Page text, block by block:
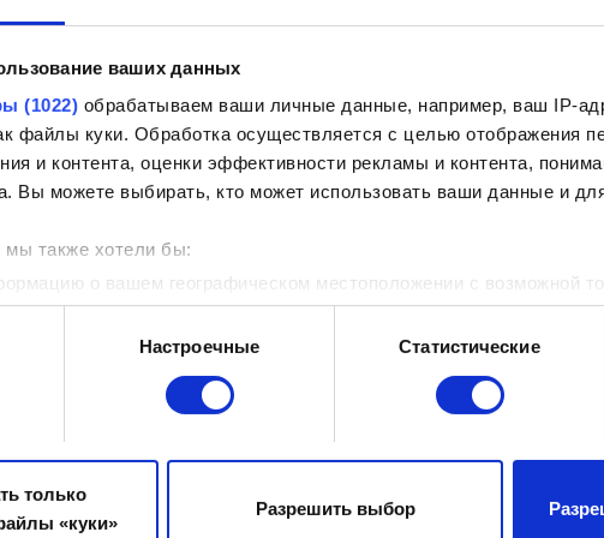
ваших данных
(1022) обрабатываем ваши личные данные, например, ваш IP-
файлы куки. Обработка осуществляется с целью отображения
и контента, оценки эффективности рекламы и контента,
Вы можете выбирать, кто может использовать ваши данные и
также хотели бы:
о вашем географическом местоположении с возможной
ваше устройство посредством его активного сканирования на
как обрабатываются ваши личные данные, и задайте настройки
для нормальной работы сайта. Другие опциональны —
и информацию, связанную с содержимым сайта, помогая делать
Настроечные Статистические
только
«куки»
Разрешить выбор
Ограничения: 12 МБ.
Открыть
Добавление отчёта DxDiag
Чтобы создать отчёт DxDiag, нажмите комбинацию
Отправить